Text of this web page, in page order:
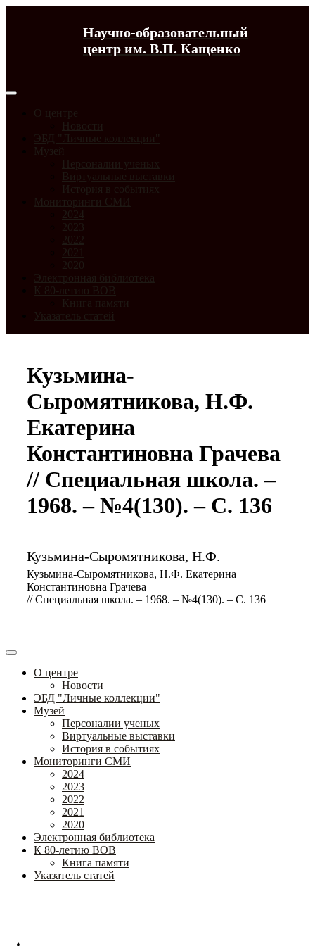
Научно-образовательный
центр им. В.П. Кащенко
О центре
Новости
ЭБД "Личные коллекции"
Музей
Персоналии ученых
Виртуальные выставки
История в событиях
Мониторинги СМИ
2024
2023
2022
2021
2020
Электронная библиотека
К 80-летию ВОВ
Книга памяти
Указатель статей
Кузьмина-
Сыромятникова, Н.Ф.
Екатерина
Константиновна Грачева
// Специальная школа. –
1968. – №4(130). – С. 136
Кузьмина-Сыромятникова, Н.Ф.
Кузьмина-Сыромятникова, Н.Ф. Екатерина
Константиновна Грачева
// Специальная школа. – 1968. – №4(130). – С. 136
О центре
Новости
ЭБД "Личные коллекции"
Музей
Персоналии ученых
Виртуальные выставки
История в событиях
Мониторинги СМИ
2024
2023
2022
2021
2020
Электронная библиотека
К 80-летию ВОВ
Книга памяти
Указатель статей